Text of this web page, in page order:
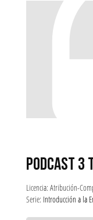
PODCAST 3
Licencia: Atribución-
Serie: Introducción a la